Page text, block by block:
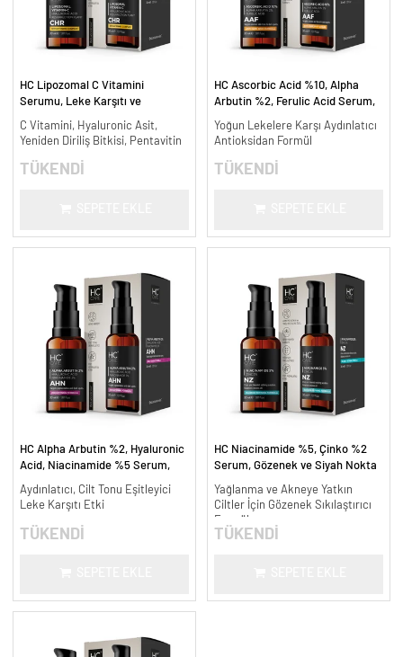
HC Lipozomal C Vitamini
Serumu, Leke Karşıtı ve
C Vitamini, Hyaluronic Asit,
Yeniden Diriliş Bitkisi, Pentavitin
TÜKENDİ
HC Ascorbic Acid %10, Alpha
Arbutin %2, Ferulic Acid Serum,
ml.
Yoğun Lekelere Karşı Aydınlatıcı
Antioksidan Formül
TÜKENDİ
HC Alpha Arbutin %2, Hyaluronic
Acid, Niacinamide %5 Serum,
ml.
Aydınlatıcı, Cilt Tonu Eşitleyici
Leke Karşıtı Etki
TÜKENDİ
HC Niacinamide %5, Çinko %2
Serum, Gözenek ve Siyah Nokta
30 ml.
Yağlanma ve Akneye Yatkın
Ciltler İçin Gözenek Sıkılaştırıcı
Formül
TÜKENDİ